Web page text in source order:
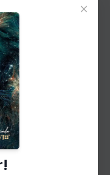
da
às
na
a elaboração de
a análise de
autor mostrará
auxiliar os
decisões
×